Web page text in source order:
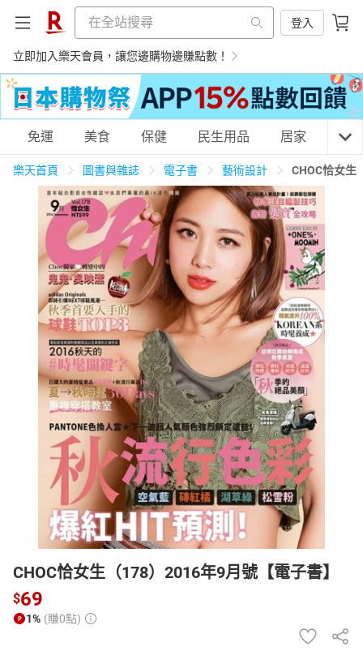
登入
立即加入樂天會員，讓您邊購物邊賺點數！
購物網分類
天天免運 美食蛋糕 養生保健 民生用品
居家生活 3C家電 運動休閒 親子玩具
女裝 男裝 情趣用品
日本購物 電子/紙本書
HOT
免運 美食 保健 民生用品 居家 3C
樂天首頁 圖書與雜誌 電子書 藝術設計 CHOC恰女生
CHOC恰女生（178）2016年9月號【電子書】
$69
1% (賺0點)